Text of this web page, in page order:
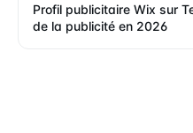
Profil publicitaire Wix sur
de la publicité en 2026